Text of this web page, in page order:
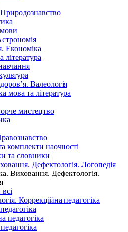
Природознавство
мови
Економіка
література
Валеологія
мова та література
мистецтво
комплекти наочності
та словники
Дефектологія. Логопедія
Виховання. Дефектологія.
Коррекційна педагогіка
педагогіка